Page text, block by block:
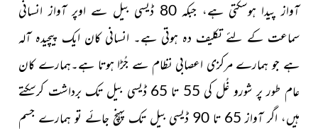
آواز پیدا ہوسکتی ہے، جبکہ 80 ڈیسی بیل سے اوپر آواز انسانی
سماعت کے لئے تکلیف دہ ہوتی ہے۔ انسانی کان ایک پیچیدہ آلہ
ہے جو ہمارے مرکزی اعصابی نظام سے جُڑا ہوتا ہے۔ہمارے کان
عام طور پر شورو غُل کی 55 تا 65 ڈیسی بیل تک برداشت کرسکتے
ہیں، اگر آواز 65 تا 90 ڈیسی بیل تک پہنچ جائے تو ہمارے جسم